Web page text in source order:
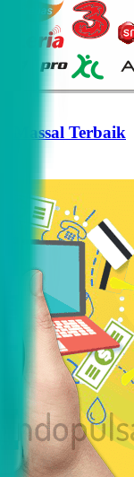
Massal Terbaik